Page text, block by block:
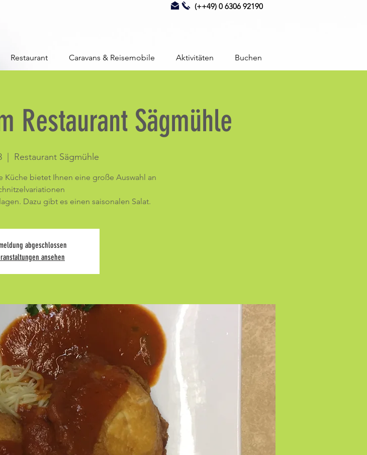
(++49) 0 6306 92190
Restaurant Caravans & Reisemobile Aktivitäten Buchen
Restaurant Sägmühle
  |
Restaurant Sägmühle
Küche bietet Ihnen eine große Auswahl an
Dazu gibt es einen saisonalen Salat.
abgeschlossen
ansehen